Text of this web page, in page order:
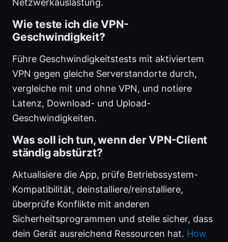
Wie teste ich die VPN-
Geschwindigkeit?
Führe Geschwindigkeitstests mit aktiviertem
VPN gegen gleiche Serverstandorte durch,
vergleiche mit und ohne VPN, und notiere
Latenz, Download- und Upload-
Geschwindigkeiten.
Was soll ich tun, wenn der VPN-Client
ständig abstürzt?
Aktualisiere die App, prüfe Betriebssystem-
Kompatibilität, deinstalliere/reinstalliere,
überprüfe Konflikte mit anderen
Sicherheitsprogrammen und stelle sicher, dass
dein Gerät ausreichend Ressourcen hat. How